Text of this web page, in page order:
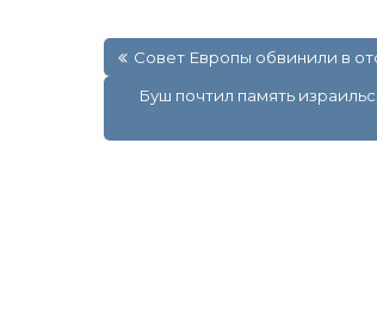
по
записям
Совет Европы обвинили в
Буш почтил память